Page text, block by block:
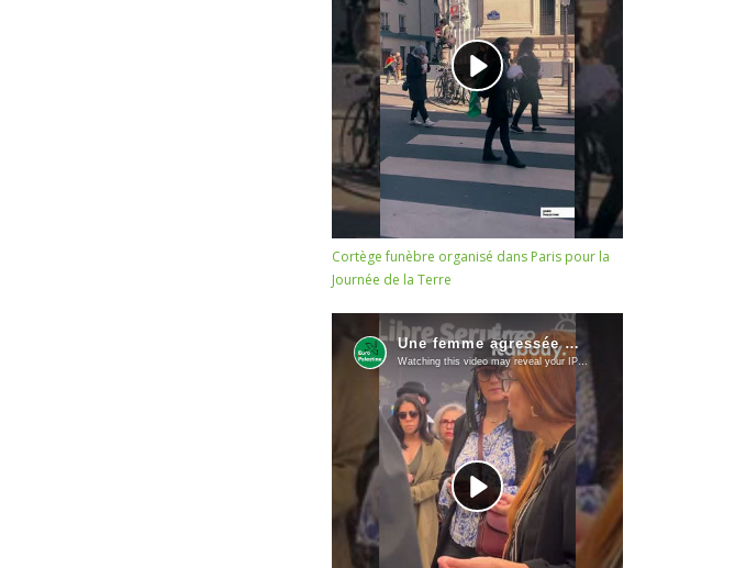
Cortège funèbre organisé dans Paris pour la
Journée de la Terre